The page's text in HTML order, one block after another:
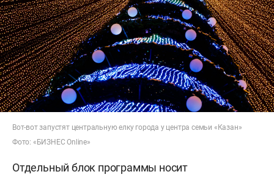
Вот-вот запустят центральную елку города у центра семьи «Казан»
Фото: «БИЗНЕС Online»
Отдельный блок программы носит